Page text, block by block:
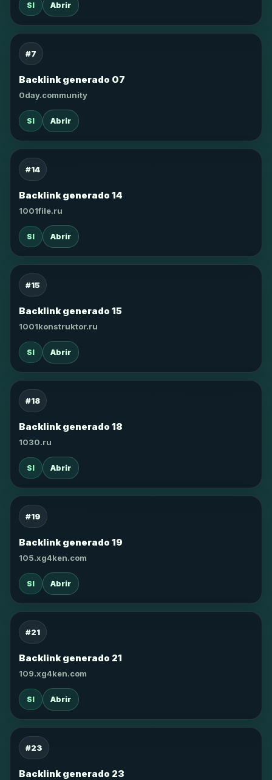
SI Abrir
#7
Backlink generado 07
0day.community
SI Abrir
#14
Backlink generado 14
1001file.ru
SI Abrir
#15
Backlink generado 15
1001konstruktor.ru
SI Abrir
#18
Backlink generado 18
1030.ru
SI Abrir
#19
Backlink generado 19
105.xg4ken.com
SI Abrir
#21
Backlink generado 21
109.xg4ken.com
SI Abrir
#23
Backlink generado 23